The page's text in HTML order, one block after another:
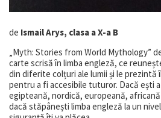
de Ismail Arys, clasa a X-a B
„Myth: Stories from World Mythology”
carte scrisă în limba engleză, ce
din diferite colțuri ale lumii și le
pentru a fi accesibile tuturor. Dacă ești
egipteană, nordică, europeană, africană
dacă stăpânești limba engleză la un